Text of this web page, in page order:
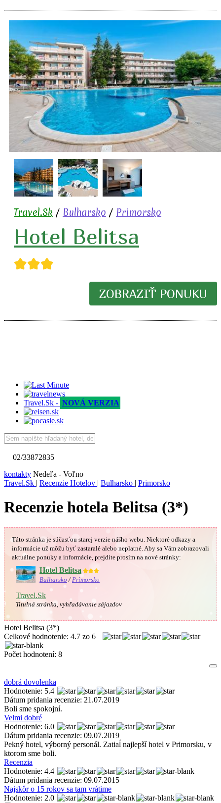
Travel.Sk / Bulharsko / Primorsko
Hotel Belitsa
★★★
ZOBRAZIŤ PONUKU
Travel.Sk - NOVÁ VERZIA
02/33872835
kontakty Nedeľa - Voľno
Travel.Sk | Recenzie Hotelov | Bulharsko | Primorsko
Recenzie hotela Belitsa (3*)
Táto stránka je súčasťou starej verzie nášho webu. Niektoré odkazy a
informácie už môžu byť zastaralé alebo neplatné. Aby sa Vám zobrazovali
aktuálne ponuky a informácie, prejdite prosím na nové stránky:
Hotel Belitsa ★★★
Bulharsko / Primorsko
Travel.Sk
Titulná stránka, vyhľadávanie zájazdov
Hotel Belitsa (3*)
Celkové hodnotenie: 4.7 zo 6
Počet hodnotení: 8
dobrá dovolenka
Hodnotenie: 5.4
Dátum pridania recenzie: 21.07.2019
Boli sme spokojní.
Velmi dobré
Hodnotenie: 6.0
Dátum pridania recenzie: 09.07.2019
Pekný hotel, výborný personál. Zatiaĺ najlepší hotel v Primorsku, v
ktorom sme boli.
Recenzia
Hodnotenie: 4.4
Dátum pridania recenzie: 09.07.2015
Najskôr o 15 rokov sa tam vrátime
Hodnotenie: 2.0